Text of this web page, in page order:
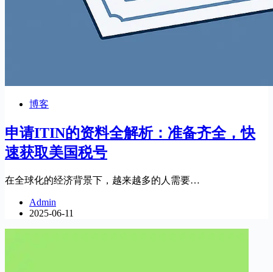
博客
申请ITIN的资料全解析：准备齐全，快
速获取美国税号
在全球化的经济背景下，越来越多的人需要…
Admin
2025-06-11